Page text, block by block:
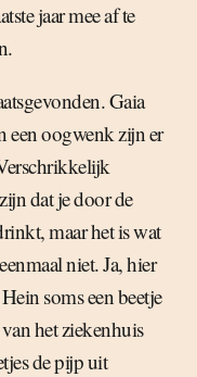
jaar mee af te
Gaia
een oogwenk zijn er
dat je door de
maar het is wat
niet. Ja, hier
soms een beetje
het ziekenhuis
de pijp uit